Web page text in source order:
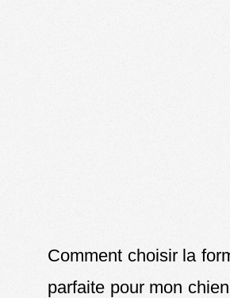
Comment choisir la
parfaite pour mon